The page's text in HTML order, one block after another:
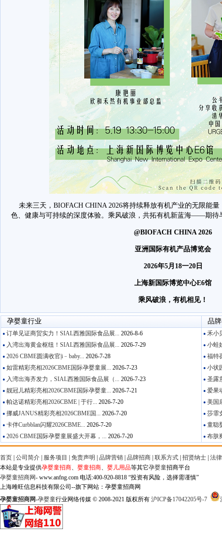
未来三天，BIOFACH CHINA 2026将持续释放有机产业的无限能
色、健康与可持续的深度体验。乘风破浪，共拓有机新蓝海——期待
@BIOFACH CHINA 2026
亚洲国际有机产品博览会
2026年5月18一20日
上海新国际博览中心E6馆
乘风破浪，有机相见！
孕婴童行业 品牌
●订单见证商贸实力！SIAL西雅国际食品展... 2026-8-6
●入湾出海黄金枢纽！SIAL西雅国际食品展... 2026-7-29
●2026 CBME圆满收官|i﹣baby... 2026-7-28
●如雷精彩亮相2026CBME国际孕婴童展... 2026-7-23
●入湾出海齐发力，SIAL西雅国际食品展（... 2026-7-23
●靓冠儿精彩亮相2026CBME国际孕婴童... 2026-7-21
●帕达诺精彩亮相2026CBME | 于行... 2026-7-20
●挪威JANUS精彩亮相2026CBME国... 2026-7-20
●卡伴Curbblan闪耀2026CBME... 2026-7-20
●2026 CBME国际孕婴童展盛大开幕，... 2026-7-20
●禾小
●小蛙
●福特
●小状
●圣露
●爱果
●美国
●莎霏
●童聪
●布肤
首页 公司简介 服务项目 免责声明 品牌营销 品牌招商 联系方式 招贤纳士 法
本站是专业提供孕婴童招商、 婴童招商、 婴儿用品等其它孕婴童招商平台
孕婴童招商网- www.anfng.com 电话:400-920-8818 “投资有风险，选择需谨慎”
上海雎旺信息科技有限公司--旗下网站：孕婴童招商网
孕婴童招商网-孕婴童行业网络传媒 © 2008-2021 版权所有 沪ICP备17042205号-7